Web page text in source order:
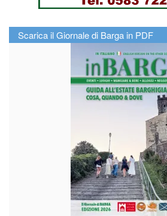
Scarica il Giornale di Barga in PDF